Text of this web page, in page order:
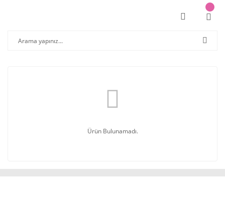
Ürün Bulunamadı.